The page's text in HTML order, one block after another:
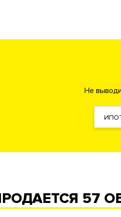
параметры
Интеллектуальная
Не
57